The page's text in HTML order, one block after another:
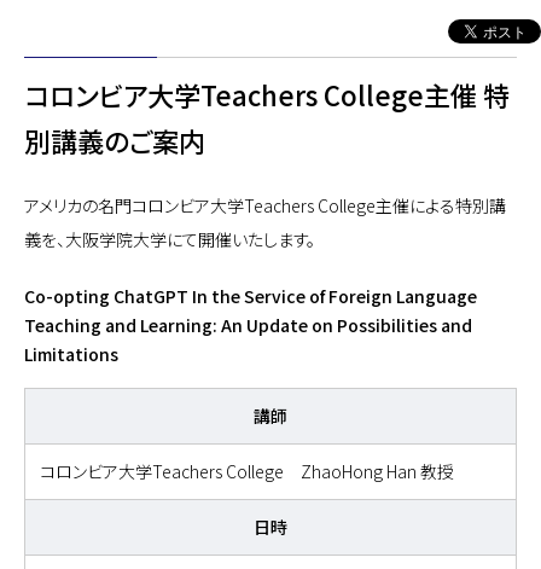
コロンビア大学Teachers College主催 特
別講義のご案内
アメリカの名門コロンビア大学Teachers College主催による特別講
義を、大阪学院大学にて開催いたします。
Co-opting ChatGPT In the Service of Foreign Language
Teaching and Learning: An Update on Possibilities and
Limitations
講師
コロンビア大学Teachers College ZhaoHong Han 教授
日時